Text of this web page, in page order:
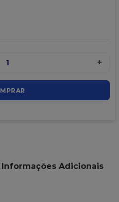
1 +
Informações Adicionais